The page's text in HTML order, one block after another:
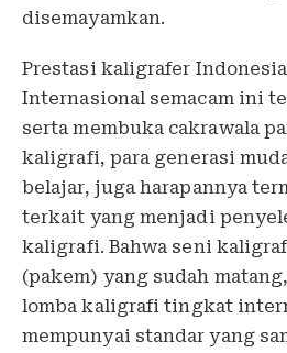
disemayamkan.
Prestasi kaligrafer
Internasional semacam ini
serta membuka cakrawala
kaligrafi, para generasi
belajar, juga harapannya
terkait yang menjadi
kaligrafi. Bahwa seni
(pakem) yang sudah
lomba kaligrafi tingkat
mempunyai standar yang